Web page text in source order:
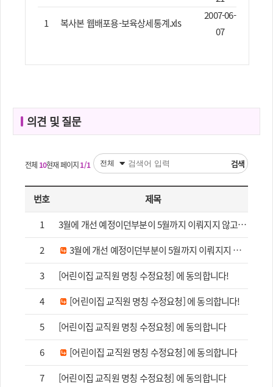
1
복사본 웹배포용-보육상세통계.xls
2007-06-
07
의견 및 질문
전체 10현재 페이지1/1 검색
번호
제목
1
3월에 개선 예정이던부분이 5월까지 이뤄지지 않고 있습니다.
2
3월에 개선 예정이던부분이 5월까지 이뤄지지 않고 있습니다.
3
[어린이집 교직원 명칭 수정요청] 에 동의합니다!
4
[어린이집 교직원 명칭 수정요청] 에 동의합니다!
5
[어린이집 교직원 명칭 수정요청] 에 동의합니다
6
[어린이집 교직원 명칭 수정요청] 에 동의합니다
7
[어린이집 교직원 명칭 수정요청] 에 동의합니다